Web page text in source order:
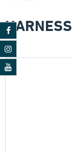
HARNESS